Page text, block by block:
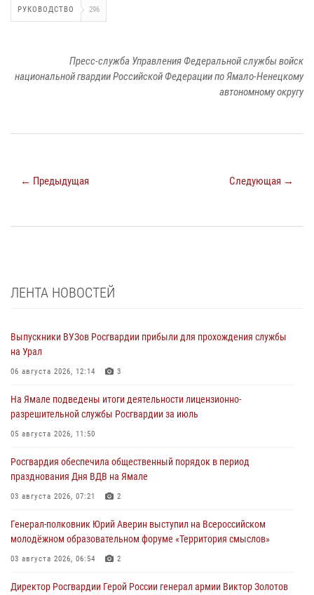
РУКОВОДСТВО 296
Пресс-служба Управления Федеральной службы войск
национальной гвардии Российской Федерации по Ямало-Ненецкому
автономному округу
← Предыдущая Следующая →
ЛЕНТА НОВОСТЕЙ
Выпускники ВУЗов Росгвардии прибыли для прохождения службы
на Урал
06 августа 2026, 12:14 3
На Ямале подведены итоги деятельности лицензионно-
разрешительной службы Росгвардии за июль
05 августа 2026, 11:50
Росгвардия обеспечила общественный порядок в период
празднования Дня ВДВ на Ямале
03 августа 2026, 07:21 2
Генерал-полковник Юрий Аверин выступил на Всероссийском
молодёжном образовательном форуме «Территория смыслов»
03 августа 2026, 06:54 2
Директор Росгвардии Герой России генерал армии Виктор Золотов